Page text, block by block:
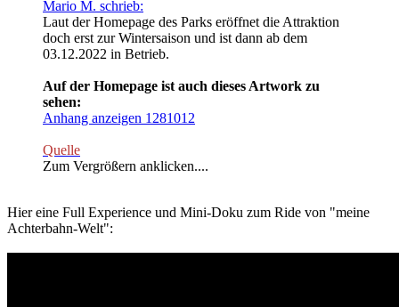
Mario M. schrieb:
Laut der Homepage des Parks eröffnet die Attraktion
doch erst zur Wintersaison und ist dann ab dem
03.12.2022 in Betrieb.
Auf der Homepage ist auch dieses Artwork zu
sehen:
Anhang anzeigen 1281012
Quelle
Zum Vergrößern anklicken....
Hier eine Full Experience und Mini-Doku zum Ride von "meine
Achterbahn-Welt":